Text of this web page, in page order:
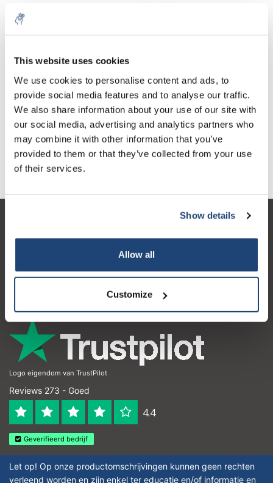
This website uses cookies
We use cookies to personalise content and ads, to
provide social media features and to analyse our traffic.
We also share information about your use of our site with
our social media, advertising and analytics partners who
may combine it with other information that you’ve
provided to them or that they’ve collected from your use
of their services.
Show details
Allow all
Customize
Aantal Product
1 Stuk
€20,70
€25,05 Meer
Toevoegen aan winkelwagen
Informatie
Contactgegevens
Logo eigendom van TrustPilot
Reviews 273 - Goed
4.4
Geverifieerd bedrijf
Let op! Op onze productomschrijvingen kunnen geen rechten
verleend worden en zijn enkel ter educatie en/of informatie en